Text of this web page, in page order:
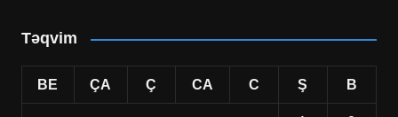
Təqvim
BE ÇA Ç CA C Ş B